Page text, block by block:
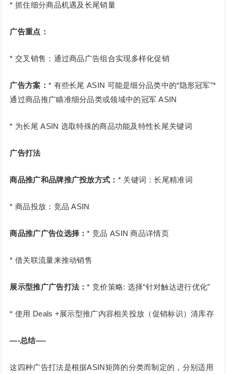
* 抓住细分商品机遇及长尾销量
广告重点：
* 交叉销售：通过商品广告组合实现多样化促销
广告方案： * 有些长尾 ASIN 可能是细分品类中的“隐形冠军”*
通过商品推广瞄准细分品类或领域中的冠军 ASIN
* 为长尾 ASIN 选取特殊的商品功能及特性长尾关键词
广告打法
商品推广和品牌推广投放方式： * 关键词：长尾精准词
* 商品投放：竞品 ASIN
商品推广广告位选择：* 竞品 ASIN 商品详情页
* 借关联流量来推动销售
展示型推广广告打法：* 竞价策略: 选择“针对触达进行优化”
* 使用 Deals +展示型推广内容相关投放（促销标识）清库存
—-总结—-
这四种广告打法是根据ASIN矩阵的分类而制定的，分别适用